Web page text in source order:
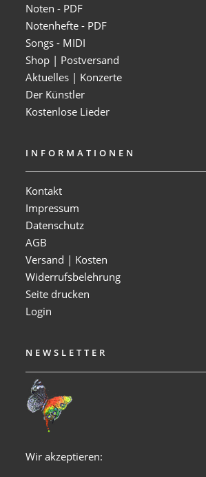
Noten - PDF
Notenhefte - PDF
Songs - MIDI
Shop | Postversand
Aktuelles | Konzerte
Der Künstler
Kostenlose Lieder
INFORMATIONEN
Kontakt
Impressum
Datenschutz
AGB
Versand | Kosten
Widerrufsbelehrung
Seite drucken
Login
NEWSLETTER
Wir akzeptieren: